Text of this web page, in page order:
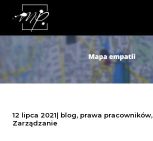
12 lipca 2021| blog, prawa pracowników,
Zarządzanie